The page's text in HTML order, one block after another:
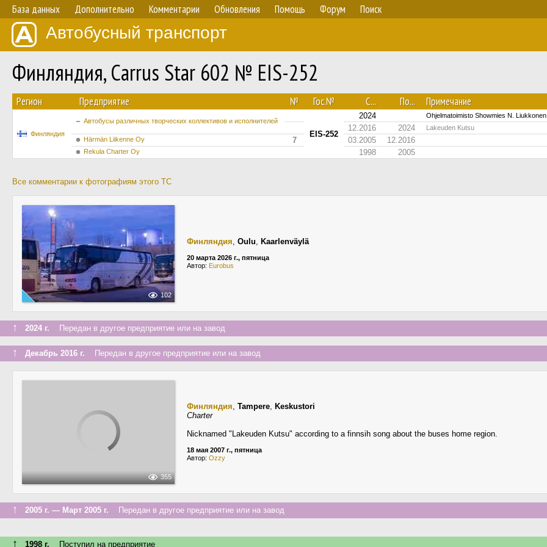
База данных Дополнительно Комментарии Обновления Помощь Форум Поиск
Автобусный транспорт
Финляндия, Carrus Star 602 № EIS-252
Регион Предприятие № Гос.№ С... По... Примечание
Финляндия
Автобусы различных творческих коллективов и исполнителей
EIS-252
2024 Ohjelmatoimisto Showmies N.
12.2016 2024
Lakeuden Kutsu
Härmän Liikenne Oy
7 03.2005 12.2016
Rekula Charter Oy 1998 2005
Все комментарии к фотографиям этого ТС
102
Финляндия, Oulu, Kaarlenväylä
20 марта 2026 г., пятница
Автор: Eurobus
↑ 2024 г. Передан в другое предприятие или на завод
↑ Декабрь 2016 г. Передан в другое предприятие или на завод
355
Финляндия, Tampere, Keskustori
Charter
Nicknamed "Lakeuden Kutsu" according to a finnsih song about the buses home region.
18 мая 2007 г., пятница
Автор: Ozzy
↑ 2005 г. — Март 2005 г. Передан в другое предприятие или на завод
↑ 1998 г. Поступил на предприятие